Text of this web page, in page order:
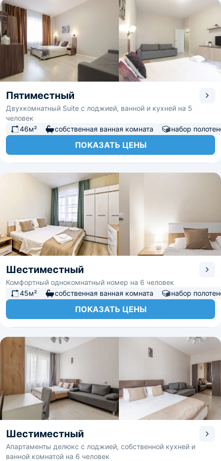
Пятиместный
Двухкомнатный Suite с лоджией, ванной и кухней на 5
человек
46м²
собственная ванная комната набор
ПОКАЗАТЬ ЦЕНЫ
Шестиместный
Комфортный однокомнатный номер на 6 человек
45м²
собственная ванная комната набор
ПОКАЗАТЬ ЦЕНЫ
Шестиместный
Апартаменты делюкс с лоджией, собственной кухней и
ванной комнатой на 6 человек